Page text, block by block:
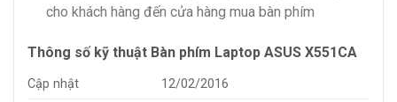
cho khách hàng đến cửa hàng mua bàn phím
Thông số kỹ thuật Bàn phím Laptop ASUS X551CA
Cập nhật
12/02/2016